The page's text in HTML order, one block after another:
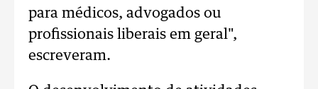
para médicos, advogados ou
profissionais liberais em geral",
escreveram.